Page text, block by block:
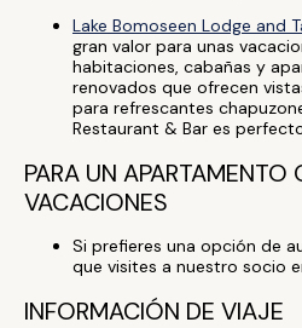
Lake Bomoseen Lodge and
gran valor para unas
habitaciones, cabañas y
renovados que ofrecen
para refrescantes
Restaurant & Bar es
PARA UN APARTAMENTO
VACACIONES
Si prefieres una opción de
que visites a nuestro socio
INFORMACIÓN DE VIAJE